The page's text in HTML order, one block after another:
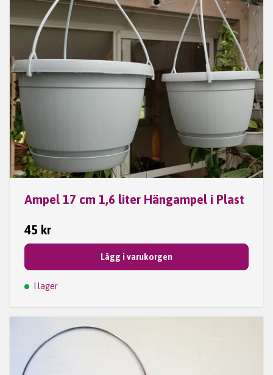
Ampel 17 cm 1,6 liter Hängampel i Plast
45 kr
Lägg i varukorgen
I lager